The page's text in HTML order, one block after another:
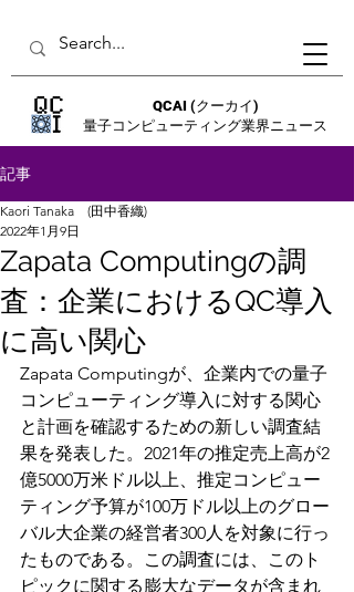
QCAI (クーカイ)
量子コンピューティング業界ニュース
記事
Zapata Computingの調
査：企業におけるQC導入
に高い関心
Kaori Tanaka (田中香織)
2022年1月9日
Zapata Computingが、企業内での量子
コンピューティング導入に対する関心
と計画を確認するための新しい調査結
果を発表した。2021年の推定売上高が2
億5000万米ドル以上、推定コンピュー
ティング予算が100万ドル以上のグロー
バル大企業の経営者300人を対象に行っ
たものである。この調査には、このト
ピックに関する膨大なデータが含まれ